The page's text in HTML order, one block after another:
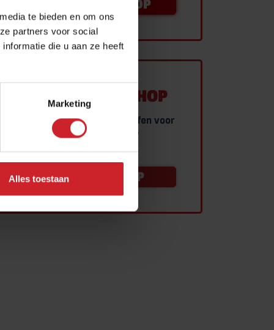
te bieden en om ons
partners voor social
die u aan ze heeft
Marketing
Alles toestaan
NEEM CONTACT OP
THEORIE-WEBSHOP
Studiemateriaal aanschaffen voor
je theorie examen?
NAAR WEBSHOP